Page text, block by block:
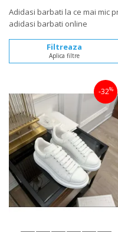
Adidasi barbati la ce mai mic
adidasi barbati online
Filtreaza
Aplica filtre
-32%